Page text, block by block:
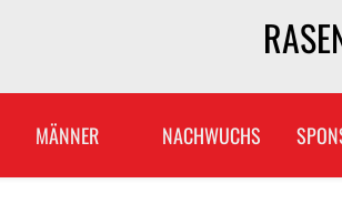
MÄNNER NACHWUCHS